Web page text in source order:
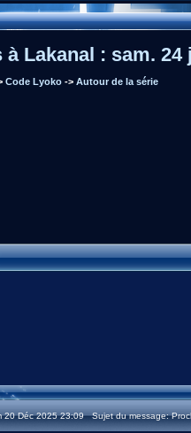
Lakanal : sam. 24
Code Lyoko-> Autour de la série
20 Déc 2025 23:09 Sujet du message: